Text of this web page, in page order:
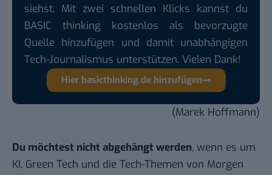
siehst. Mit zwei schnellen Klicks kannst du
BASIC thinking kostenlos als bevorzugte
Quelle hinzufügen und damit unabhängigen
Tech-Journalismus unterstützen. Vielen Dank!
Hier basicthinking.de hinzufügen
(Marek Hoffmann)
Du möchtest nicht abgehängt werden, wenn es um
KI, Green Tech und die Tech-Themen von Morgen